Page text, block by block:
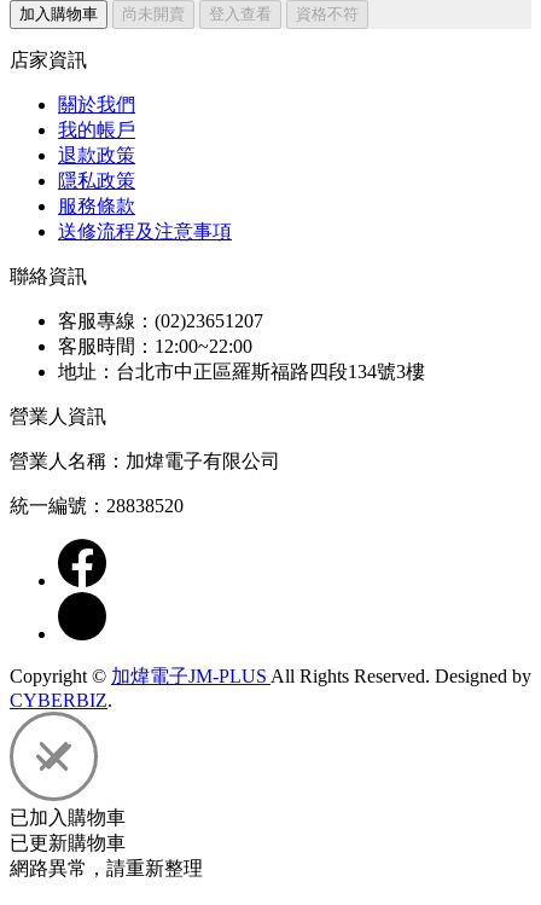
加入購物車 尚未開賣 登入查看 資格不符
店家資訊
關於我們
我的帳戶
退款政策
隱私政策
服務條款
送修流程及注意事項
聯絡資訊
客服專線：(02)23651207
客服時間：12:00~22:00
地址：台北市中正區羅斯福路四段134號3樓
營業人資訊
營業人名稱：加煒電子有限公司
統一編號：28838520
Copyright © 加煒電子JM-PLUS All Rights Reserved. Designed by
CYBERBIZ.
已加入購物車
已更新購物車
網路異常，請重新整理